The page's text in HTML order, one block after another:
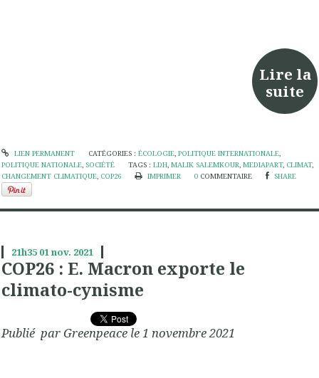
Lire la
suite
LIEN PERMANENT CATÉGORIES : ÉCOLOGIE, POLITIQUE INTERNATIONALE,
POLITIQUE NATIONALE, SOCIÉTÉ TAGS :LDH,MALIK SALEMKOUR,MEDIAPART, CLIMAT,
CHANGEMENT CLIMATIQUE, COP26 IMPRIMER 0 COMMENTAIRE SHARE
21h35 01nov. 2021
COP26 : E. Macron exporte le
climato-cynisme
Publié par Greenpeace le 1 novembre 2021